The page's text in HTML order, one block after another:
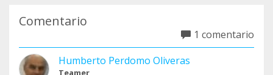
Comentario
1 comentario
Humberto Perdomo Oliveras
Teamer